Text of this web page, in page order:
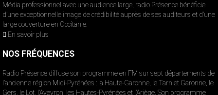
Média professionnel avec une audience large, radio Présence bénéficie
d’une exceptionnelle image de crédibilité auprès de ses auditeurs et d’une
large couverture en Occitanie.
En savoir plus
NOS FRÉQUENCES
Radio Présence diffuse son programme en FM sur sept départements de
l’ancienne région Midi-Pyrénées : la Haute-Garonne, le Tarn et Garonne, le
Gers, le Lot, l’Aveyron, les Hautes-Pyrénées et l’Ariège. Son programme